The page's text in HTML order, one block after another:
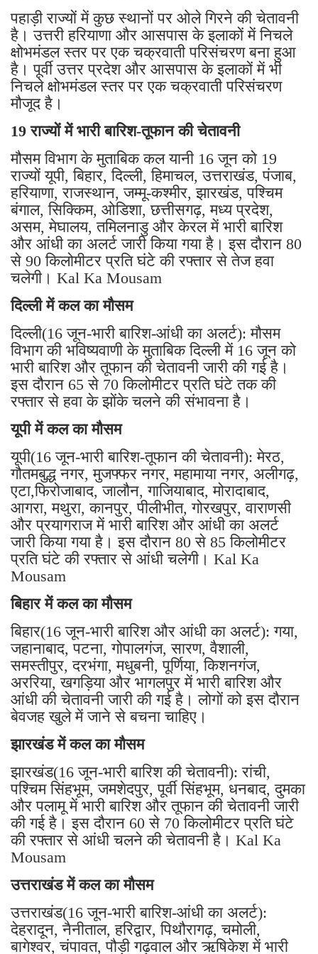
पहाड़ी राज्यों में कुछ स्थानों पर ओले गिरने की चेतावनी
है। उत्तरी हरियाणा और आसपास के इलाकों में निचले
क्षोभमंडल स्तर पर एक चक्रवाती परिसंचरण बना हुआ
है। पूर्वी उत्तर प्रदेश और आसपास के इलाकों में भी
निचले क्षोभमंडल स्तर पर एक चक्रवाती परिसंचरण
मौजूद है।
19 राज्यों में भारी बारिश-तूफान की चेतावनी
मौसम विभाग के मुताबिक कल यानी 16 जून को 19
राज्यों यूपी, बिहार, दिल्ली, हिमाचल, उत्तराखंड, पंजाब,
हरियाणा, राजस्थान, जम्मू-कश्मीर, झारखंड, पश्चिम
बंगाल, सिक्किम, ओडिशा, छत्तीसगढ़, मध्य प्रदेश,
असम, मेघालय, तमिलनाडु और केरल में भारी बारिश
और आंधी का अलर्ट जारी किया गया है। इस दौरान 80
से 90 किलोमीटर प्रति घंटे की रफ्तार से तेज हवा
चलेगी। Kal Ka Mousam
दिल्ली में कल का मौसम
दिल्ली(16 जून-भारी बारिश-आंधी का अलर्ट): मौसम
विभाग की भविष्यवाणी के मुताबिक दिल्ली में 16 जून को
भारी बारिश और तूफान की चेतावनी जारी की गई है।
इस दौरान 65 से 70 किलोमीटर प्रति घंटे तक की
रफ्तार से हवा के झोंके चलने की संभावना है।
यूपी में कल का मौसम
यूपी(16 जून-भारी बारिश-तूफान की चेतावनी): मेरठ,
गौतमबुद्ध नगर, मुजफ्फर नगर, महामाया नगर, अलीगढ़,
एटा,फिरोजाबाद, जालौन, गाजियाबाद, मोरादाबाद,
आगरा, मथुरा, कानपुर, पीलीभीत, गोरखपुर, वाराणसी
और प्रयागराज में भारी बारिश और आंधी का अलर्ट
जारी किया गया है। इस दौरान 80 से 85 किलोमीटर
प्रति घंटे की रफ्तार से आंधी चलेगी। Kal Ka
Mousam
बिहार में कल का मौसम
बिहार(16 जून-भारी बारिश और आंधी का अलर्ट): गया,
जहानाबाद, पटना, गोपालगंज, सारण, वैशाली,
समस्तीपुर, दरभंगा, मधुबनी, पूर्णिया, किशनगंज,
अररिया, खगड़िया और भागलपुर में भारी बारिश और
आंधी की चेतावनी जारी की गई है। लोगों को इस दौरान
बेवजह खुले में जाने से बचना चाहिए।
झारखंड में कल का मौसम
झारखंड(16 जून-भारी बारिश की चेतावनी): रांची,
पश्चिम सिंहभूम, जमशेदपुर, पूर्वी सिंहभूम, धनबाद, दुमका
और पलामू में भारी बारिश और तूफान की चेतावनी जारी
की गई है। इस दौरान 60 से 70 किलोमीटर प्रति घंटे
की रफ्तार से आंधी चलने की चेतावनी है। Kal Ka
Mousam
उत्तराखंड में कल का मौसम
उत्तराखंड(16 जून-भारी बारिश-आंधी का अलर्ट):
देहरादून, नैनीताल, हरिद्वार, पिथौरागढ़, चमोली,
बागेश्वर, चंपावत, पौड़ी गढ़वाल और ऋषिकेश में भारी